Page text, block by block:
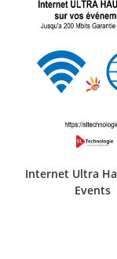
Internet Ultra
Events